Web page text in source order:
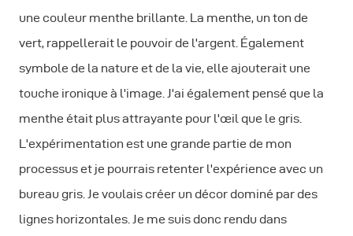
une couleur menthe brillante. La menthe, un ton de
vert, rappellerait le pouvoir de l'argent. Également
symbole de la nature et de la vie, elle ajouterait une
touche ironique à l'image. J'ai également pensé que la
menthe était plus attrayante pour l'œil que le gris.
L'expérimentation est une grande partie de mon
processus et je pourrais retenter l'expérience avec un
bureau gris. Je voulais créer un décor dominé par des
lignes horizontales. Je me suis donc rendu dans